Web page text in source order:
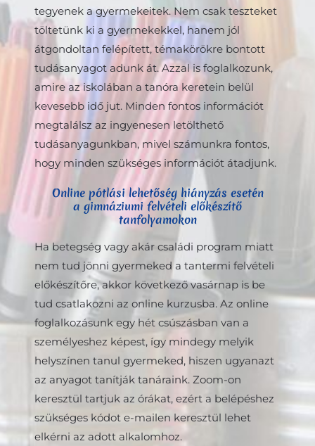
tegyenek a gyermekeitek. Nem csak teszteket
töltetünk ki a gyermekekkel, hanem jól
átgondoltan felépített, témakörökre bontott
tudásanyagot adunk át. Azzal is foglalkozunk,
amire az iskolában a tanóra keretein belül
kevesebb idő jut. Minden fontos információt
megtalálsz az ingyenesen letölthető
tudásanyagunkban, mivel számunkra fontos,
hogy minden szükséges információt átadjunk.
Online pótlási lehetőség hiányzás esetén
a gimnáziumi felvételi előkészítő
tanfolyamokon
Ha betegség vagy akár családi program miatt
nem tud jönni gyermeked a tantermi felvételi
előkészítőre, akkor következő vasárnap is be
tud csatlakozni az online kurzusba. Az online
foglalkozásunk egy hét csúszásban van a
személyeshez képest, így mindegy melyik
helyszínen tanul gyermeked, hiszen ugyanazt
az anyagot tanítják tanáraink. Zoom-on
keresztül tartjuk az órákat, ezért a belépéshez
szükséges kódot e-mailen keresztül lehet
elkérni az adott alkalomhoz.